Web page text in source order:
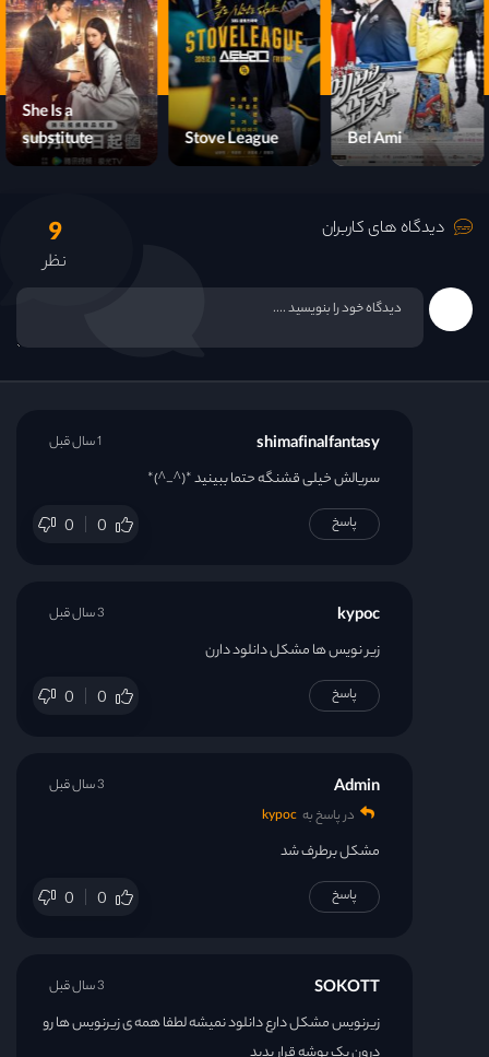
Bel Ami
Stove League
She Is a
substitute
دیدگاه های کاربران 9
نظر
shimafinalfantasy
سریالش خیلی قشنگه حتما ببینید *(^_^)*
0 0
1 سال قبل
پاسخ
kypoc
زیر نویس ها مشکل دانلود دارن
0 0
3 سال قبل
پاسخ
Admin
در پاسخ به kypoc
مشکل برطرف شد
0 0
3 سال قبل
پاسخ
SOKOTT
زیرنویس مشکل دارع دانلود نمیشه لطفا همه ی زیرنویس ها رو
3 سال قبل